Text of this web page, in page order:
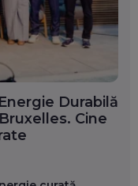
Durabilă
Cine